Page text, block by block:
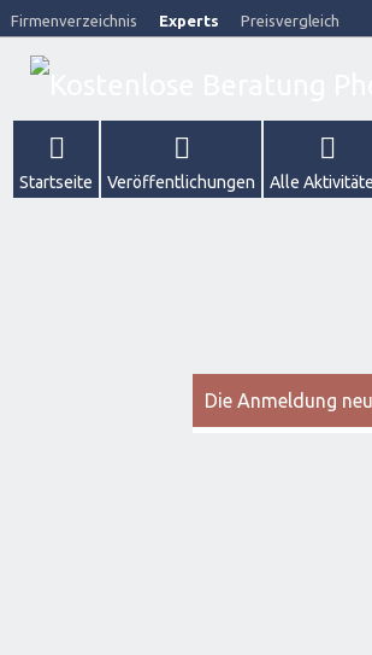
Firmenverzeichnis Experts Preisvergleich
Startseite Veröffentlichungen Alle
Die Anmeldung